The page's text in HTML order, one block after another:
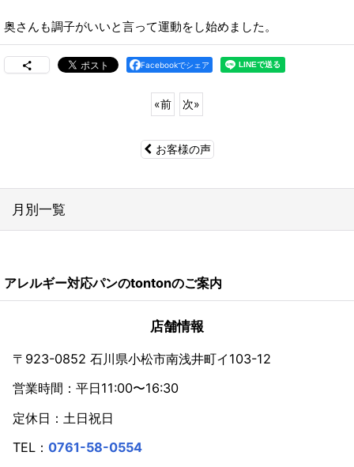
奥さんも調子がいいと言って運動をし始めました。
Facebookでシェア
«前 次»
お客様の声
月別一覧
2024年
2022年
2021年
2020年
2019年
アレルギー対応パンのtontonのご案内
店舗情報
〒923-0852 石川県小松市南浅井町イ103-12
営業時間：平日11:00〜16:30
定休日：土日祝日
TEL： 0761-58-0554